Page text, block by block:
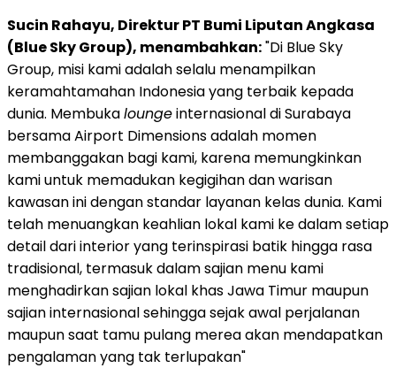
Sucin Rahayu, Direktur PT Bumi Liputan Angkasa
(Blue Sky Group), menambahkan:"Di Blue Sky
Group, misi kami adalah selalu menampilkan
keramahtamahan Indonesia yang terbaik kepada
dunia. Membukaloungeinternasional di Surabaya
bersama Airport Dimensions adalah momen
membanggakan bagi kami, karena memungkinkan
kami untuk memadukan kegigihan dan warisan
kawasan ini dengan standar layanan kelas dunia. Kami
telah menuangkan keahlian lokal kami ke dalam setiap
detail dari interior yang terinspirasi batik hingga rasa
tradisional, termasuk dalam sajian menu kami
menghadirkan sajian lokal khas Jawa Timur maupun
sajian internasional sehingga sejak awal perjalanan
maupun saat tamu pulang merea akan mendapatkan
pengalaman yang tak terlupakan"